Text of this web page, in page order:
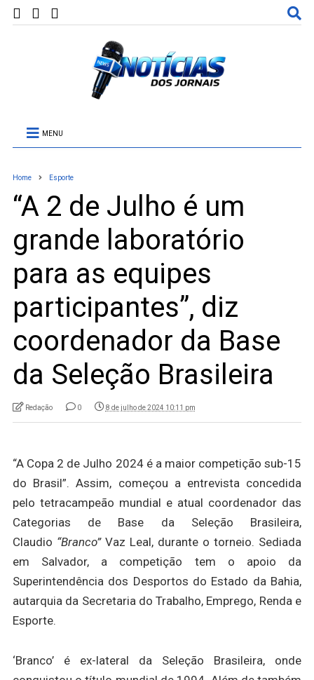
MENU
Home Esporte
“A 2 de Julho é um
grande laboratório
para as equipes
participantes”, diz
coordenador da Base
da Seleção Brasileira
Redação 0 8 de julho de 2024 10:11 pm
“A Copa 2 de Julho 2024 é a maior competição sub-15
do Brasil”. Assim, começou a entrevista concedida
pelo tetracampeão mundial e atual coordenador das
Categorias de Base da Seleção Brasileira,
Claudio “Branco” Vaz Leal, durante o torneio. Sediada
em Salvador, a competição tem o apoio da
Superintendência dos Desportos do Estado da Bahia,
autarquia da Secretaria do Trabalho, Emprego, Renda e
Esporte.
‘Branco’ é ex-lateral da Seleção Brasileira, onde